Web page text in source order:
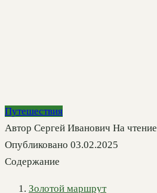
Путешествия
Автор Сергей Иванович На чтение
Опубликовано 03.02.2025
Содержание
Золотой маршрут